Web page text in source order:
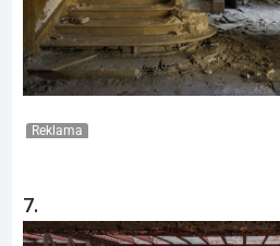
Reklama
7.